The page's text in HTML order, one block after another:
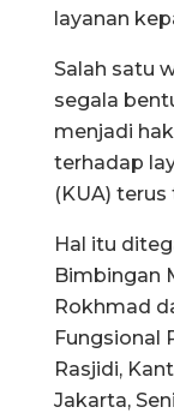
layanan
Salah satu
segala
menjadi
terhadap
(KUA) terus
Hal itu
Bimbingan
Rokhmad
Fungsional
Rasjidi,
Jakarta,